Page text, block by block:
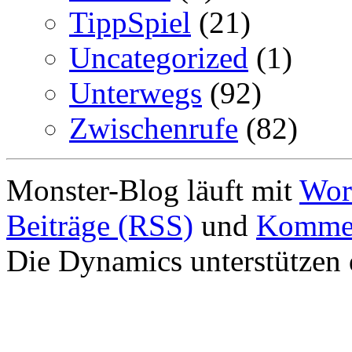
TippSpiel (21)
Uncategorized (1)
Unterwegs (92)
Zwischenrufe (82)
Monster-Blog läuft mit
Beiträge (RSS) und
Die Dynamics